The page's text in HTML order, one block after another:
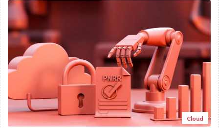
Cloud